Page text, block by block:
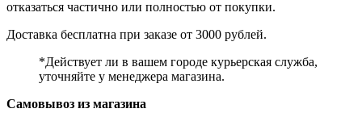
отказаться частично или полностью от покупки.
Доставка бесплатна при заказе от 3000 рублей.
*Действует ли в вашем городе курьерская служба,
уточняйте у менеджера магазина.
Самовывоз из магазина